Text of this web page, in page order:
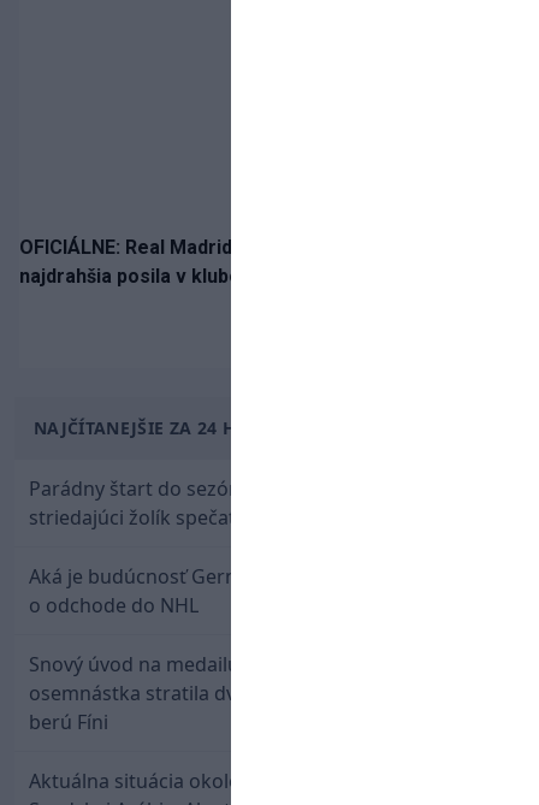
OFICIÁLNE: Real Madrid rozbil bank. Z Lipska prichádza
najdrahšia posila v klubovej histórii
NAJČÍTANEJŠIE ZA 24 HODÍN
Parádny štart do sezóny: Rýchlik Boženík ako
striedajúci žolík spečatil postup Stoke
Aká je budúcnosť Gernáta a Pánika? Rusi špekulujú
o odchode do NHL
Snový úvod na medailu nestačil: Slovenská
osemnástka stratila dvojgólový náskok a bronz
berú Fíni
Aktuálna situácia okolo prestupu Haraslína do